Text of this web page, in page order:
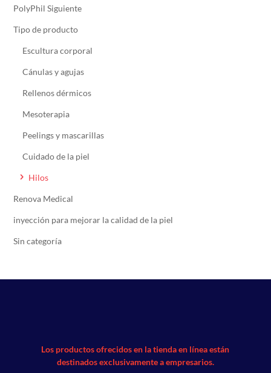
PolyPhil Siguiente
Tipo de producto
Escultura corporal
Cánulas y agujas
Rellenos dérmicos
Mesoterapia
Peelings y mascarillas
Cuidado de la piel
Hilos
Renova Medical
inyección para mejorar la calidad de la piel
Sin categoría
Los productos ofrecidos en la tienda en línea están
destinados exclusivamente a empresarios.